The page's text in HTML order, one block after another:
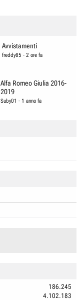
Avvistamenti
freddy85 - 2 ore fa
Alfa Romeo Giulia 2016-
2019
Suby01 - 1 anno fa
186.245
4.102.183